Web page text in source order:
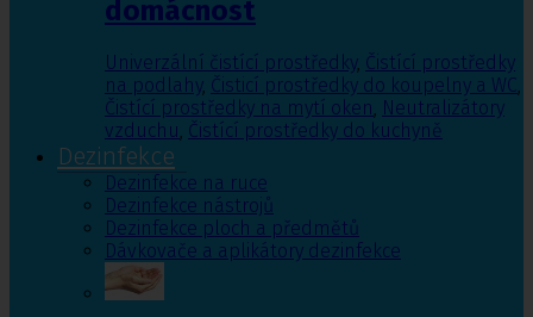
domácnost
Univerzální čistící prostředky, Čistící prostředky
na podlahy, Čisticí prostředky do koupelny a WC,
Čistící prostředky na mytí oken, Neutralizátory
vzduchu, Čistící prostředky do kuchyně
Dezinfekce
Dezinfekce na ruce
Dezinfekce nástrojů
Dezinfekce ploch a předmětů
Dávkovače a aplikátory dezinfekce